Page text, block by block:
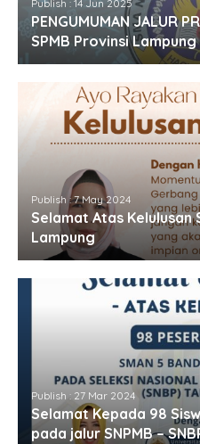
Publish : 14 Jun 2025
PENGUMUMAN JALUR
SPMB Provinsi
Publish : 7 May 2024
Selamat Atas Kelulusan
Lampung
Publish : 27 Mar 2024
Selamat Kepada 98
pada jalur SNPMB –